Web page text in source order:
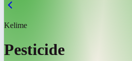
Kelime
Pesticide